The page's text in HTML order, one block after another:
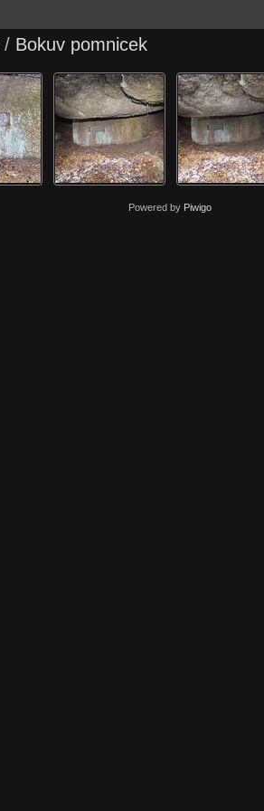
/ Bokuv pomnicek
Powered by Piwigo